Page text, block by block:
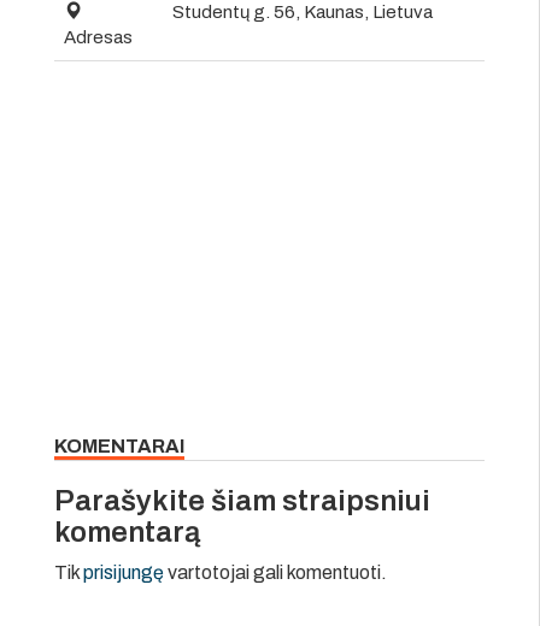
Adresas
Studentų g. 56, Kaunas, Lietuva
KOMENTARAI
Parašykite šiam straipsniui
komentarą
Tikprisijungęvartotojai gali komentuoti.